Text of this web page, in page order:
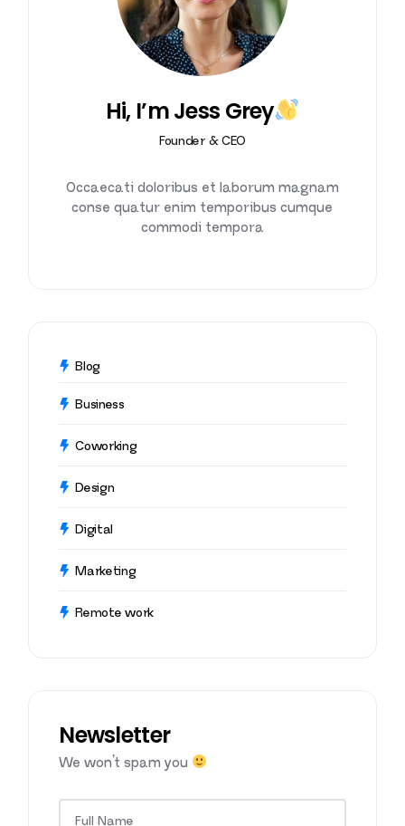
Hi, I’m Jess Grey
Founder & CEO
Occaecati doloribus et laborum magnam
conse quatur enim temporibus cumque
commodi tempora
Blog
Business
Coworking
Design
Digital
Marketing
Remote work
Newsletter
We won’t spam you